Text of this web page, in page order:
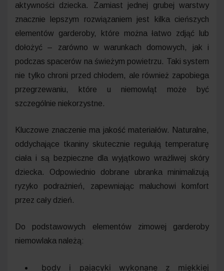
aktywności dziecka. Zamiast jednej grubej warstwy
znacznie lepszym rozwiązaniem jest kilka cieńszych
elementów garderoby, które można łatwo zdjąć lub
dołożyć – zarówno w warunkach domowych, jak i
podczas spacerów na świeżym powietrzu. Taki system
nie tylko chroni przed chłodem, ale również zapobiega
przegrzewaniu, które u niemowląt może być
szczególnie niekorzystne.
Kluczowe znaczenie ma jakość materiałów. Naturalne,
oddychające tkaniny skutecznie regulują temperaturę
ciała i są bezpieczne dla wyjątkowo wrażliwej skóry
dziecka. Odpowiednio dobrane ubranka minimalizują
ryzyko podrażnień, zapewniając maluchowi komfort
przez cały dzień.
Do podstawowych elementów zimowej garderoby
niemowlaka należą:
body i pajacyki wykonane z miękkiej